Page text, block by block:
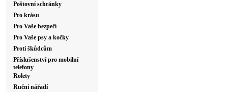
Poštovní schránky
Pro krásu
Pro Vaše bezpečí
Pro Vaše psy a kočky
Proti škůdcům
Příslušenství pro mobilní
telefony
Rolety
Ruční nářadí